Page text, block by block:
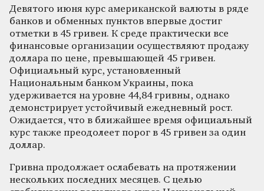
Девятого июня курс американской валюты в ряде
банков и обменных пунктов впервые достиг
отметки в 45 гривен. К среде практически все
финансовые организации осуществляют продажу
доллара по цене, превышающей 45 гривен.
Официальный курс, установленный
Национальным банком Украины, пока
удерживается на уровне 44,84 гривны, однако
демонстрирует устойчивый ежедневный рост.
Ожидается, что в ближайшее время официальный
курс также преодолеет порог в 45 гривен за один
доллар.
Гривна продолжает ослабевать на протяжении
нескольких последних месяцев. С целью